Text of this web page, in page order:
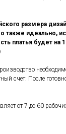
размера
также идеально,
платья будет на
счет. После
от 7 до 60